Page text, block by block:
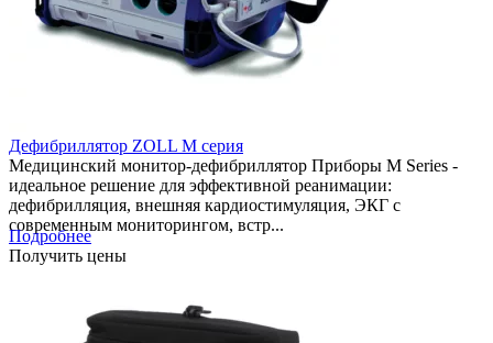
Дефибриллятор ZOLL M серия
Медицинский монитор-дефибриллятор Приборы M Series -
идеальное решение для эффективной реанимации:
дефибрилляция, внешняя кардиостимуляция, ЭКГ с
современным мониторингом, встр...
Подробнее
Получить цены